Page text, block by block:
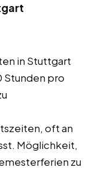
in Stuttgart
Stunden pro
oft an
Möglichkeit,
zu